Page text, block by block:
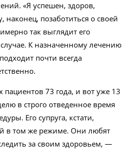
«Я успешен, здоров,
наконец, позаботиться о своей
так выглядит его
К назначенному лечению
почти всегда
73 года, и вот уже 13
в строго отведенное время
Его супруга, кстати,
в том же режиме. Они любят
за своим здоровьем, —